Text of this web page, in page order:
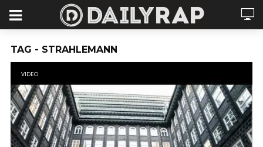
TAG - STRAHLEMANN
VIDEO